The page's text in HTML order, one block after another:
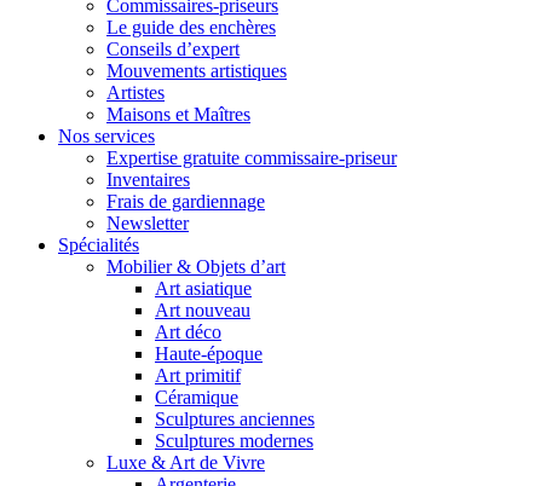
Commissaires-priseurs
Le guide des enchères
Conseils d’expert
Mouvements artistiques
Artistes
Maisons et Maîtres
Nos services
Expertise gratuite commissaire-priseur
Inventaires
Frais de gardiennage
Newsletter
Spécialités
Mobilier & Objets d’art
Art asiatique
Art nouveau
Art déco
Haute-époque
Art primitif
Céramique
Sculptures anciennes
Sculptures modernes
Luxe & Art de Vivre